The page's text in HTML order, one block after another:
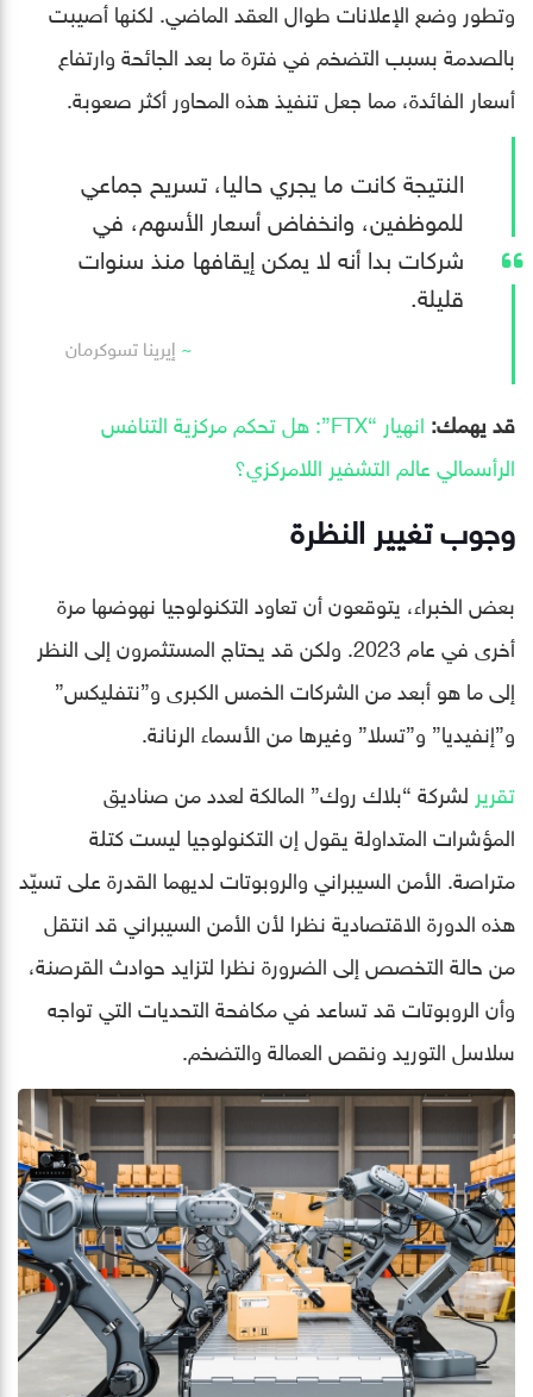
وتطور وضع الإعلانات طوال العقد الماضي. لكنها أصيبت
بالصدمة بسبب التضخم في فترة ما بعد الجائحة وارتفاع
أسعار الفائدة، مما جعل تنفيذ هذه المحاور أكثر صعوبة.
النتيجة كانت ما يجري حاليا، تسريح جماعي
للموظفين، وانخفاض أسعار الأسهم، في
شركات بدا أنه لا يمكن إيقافها منذ سنوات
قليلة.
إيرينا تسوكرمان
قد يهمك:
انهيار “FTX”: هل تحكم مركزية التنافس
الرأسمالي عالم التشفير اللامركزي؟
وجوب تغيير النظرة
بعض الخبراء، يتوقعون أن تعاود التكنولوجيا نهوضها مرة
أخرى في عام 2023. ولكن قد يحتاج المستثمرون إلى النظر
إلى ما هو أبعد من الشركات الخمس الكبرى و”نتفليكس”
و”إنفيديا” و”تسلا” وغيرها من الأسماء الرنانة.
تقرير لشركة “بلاك روك” المالكة لعدد من صناديق
المؤشرات المتداولة يقول إن التكنولوجيا ليست كتلة
متراصة. الأمن السيبراني والروبوتات لديهما القدرة على تسيّد
هذه الدورة الاقتصادية نظرا لأن الأمن السيبراني قد انتقل
من حالة التخصص إلى الضرورة نظرا لتزايد حوادث القرصنة،
وأن الروبوتات قد تساعد في مكافحة التحديات التي تواجه
سلاسل التوريد ونقص العمالة والتضخم.